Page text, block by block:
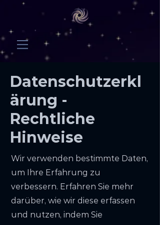
Datenschutzerkl
ärung -
Rechtliche
Hinweise
Wir verwenden bestimmte Daten,
um Ihre Erfahrung zu
verbessern. Erfahren Sie mehr
darüber, wie wir diese erfassen
und nutzen, indem Sie